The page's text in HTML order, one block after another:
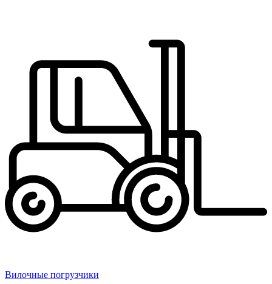
Вилочные погрузчики